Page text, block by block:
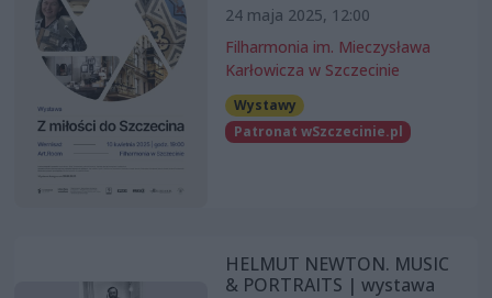
24 maja 2025, 12:00
Filharmonia im. Mieczysława
Karłowicza w Szczecinie
Wystawy
Patronat wSzczecinie.pl
HELMUT NEWTON. MUSIC
& PORTRAITS | wystawa